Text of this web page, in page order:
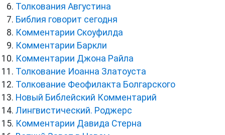
Толкования Августина
Библия говорит сегодня
Комментарии Скоуфилда
Комментарии Баркли
Комментарии Джона Райла
Толкование Иоанна Златоуста
Толкование Феофилакта Болгарского
Новый Библейский Комментарий
Лингвистический. Роджерс
Комментарии Давида Стерна